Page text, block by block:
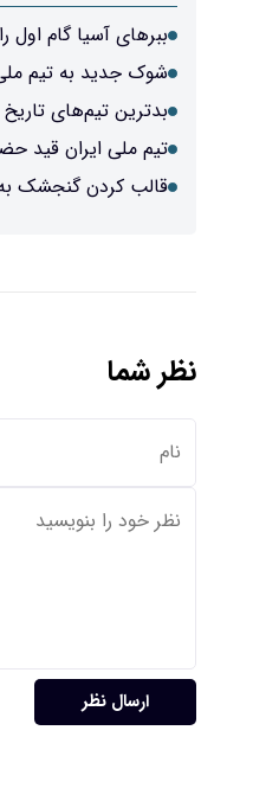
ببرهای آسیا گام اول
شوک جدید به تیم
بدترین تیم‌های
تیم ملی ایران قید
قالب کردن گنجشک
نظر شما
ارسال نظر